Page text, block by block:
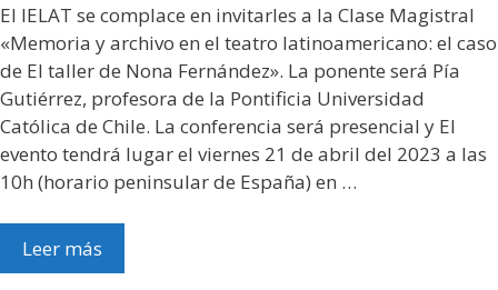
El IELAT se complace en invitarles a la Clase Magistral
«Memoria y archivo en el teatro latinoamericano: el caso
de El taller de Nona Fernández». La ponente será Pía
Gutiérrez, profesora de la Pontificia Universidad
Católica de Chile. La conferencia será presencial y El
evento tendrá lugar el viernes 21 de abril del 2023 a las
10h (horario peninsular de España) en …
Leer más